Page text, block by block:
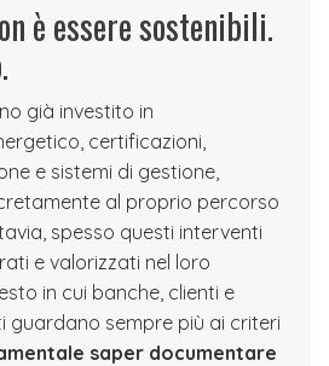
è essere sostenibili.
già investito in
certificazioni,
e sistemi di gestione,
al proprio percorso
spesso questi interventi
e valorizzati nel loro
in cui banche, clienti e
guardano sempre più ai criteri
saper documentare